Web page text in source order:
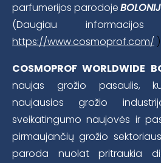
parfumerijos parodoje
(Daugiau
https://www.cosmoprof.com/ )
COSMOPROF WORLDWIDE
naujas grožio pasaulis,
naujausios grožio
sveikatingumo naujovės ir
pirmaujančių grožio
paroda nuolat pritraukia